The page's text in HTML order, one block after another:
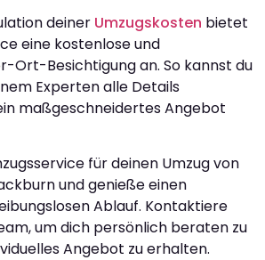
deiner Umzugskosten bietet
eine kostenlose und
Ort-Besichtigung an. So kannst du
Experten alle Details
maßgeschneidertes Angebot
für deinen Umzug von
und genieße einen
Ablauf. Kontaktiere
um dich persönlich beraten zu
Angebot zu erhalten.